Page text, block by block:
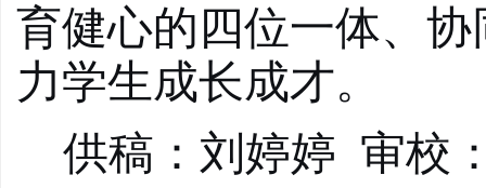
育健心的四位一体、
力学生成长成才。
供稿： 刘婷婷 审校